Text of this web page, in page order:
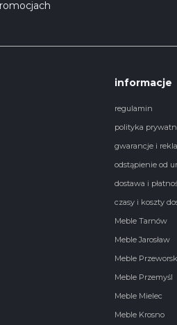
informacje
regulamin
polityka
gwarancje i
odstąpienie od
dostawa i
czasy i koszty
Meble Tarnów
Meble Jarosław
Meble Przeworsk
Meble Przemyśl
Meble Mielec
Meble Krosno